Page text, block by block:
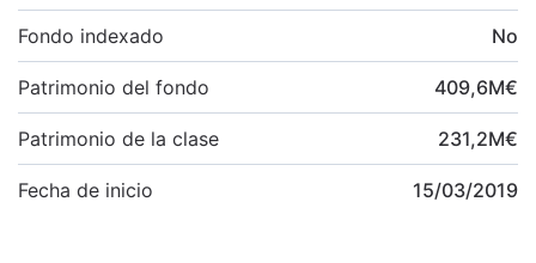
Fondo indexado No
Patrimonio del fondo 409,6M€
Patrimonio de la clase 231,2M€
Fecha de inicio 15/03/2019